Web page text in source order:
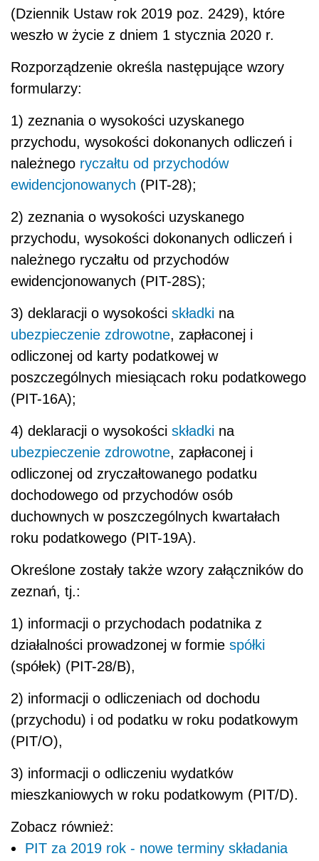
(Dziennik Ustaw rok 2019 poz. 2429), które
weszło w życie z dniem 1 stycznia 2020 r.
Rozporządzenie określa następujące wzory
formularzy:
1) zeznania o wysokości uzyskanego
przychodu, wysokości dokonanych odliczeń i
należnego ryczałtu od przychodów
ewidencjonowanych (PIT-28);
2) zeznania o wysokości uzyskanego
przychodu, wysokości dokonanych odliczeń i
należnego ryczałtu od przychodów
ewidencjonowanych (PIT-28S);
3) deklaracji o wysokości składki na
ubezpieczenie zdrowotne, zapłaconej i
odliczonej od karty podatkowej w
poszczególnych miesiącach roku podatkowego
(PIT-16A);
4) deklaracji o wysokości składki na
ubezpieczenie zdrowotne, zapłaconej i
odliczonej od zryczałtowanego podatku
dochodowego od przychodów osób
duchownych w poszczególnych kwartałach
roku podatkowego (PIT-19A).
Określone zostały także wzory załączników do
zeznań, tj.:
1) informacji o przychodach podatnika z
działalności prowadzonej w formie spółki
(spółek) (PIT-28/B),
2) informacji o odliczeniach od dochodu
(przychodu) i od podatku w roku podatkowym
(PIT/O),
3) informacji o odliczeniu wydatków
mieszkaniowych w roku podatkowym (PIT/D).
Zobacz również:
PIT za 2019 rok - nowe terminy składania